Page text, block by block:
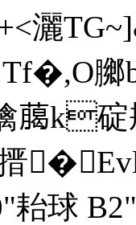
+<灑
﨟k
搢
球